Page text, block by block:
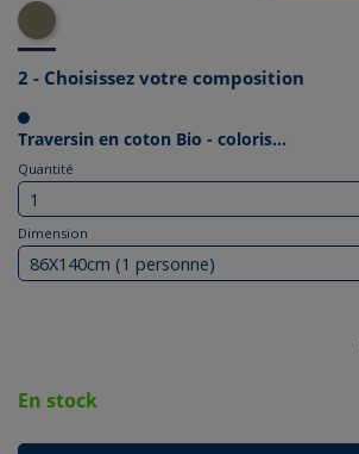
Bronze bio
2 - Choisissez votre composition
Traversin en coton Bio - coloris...
Quantité
Dimension
En stock